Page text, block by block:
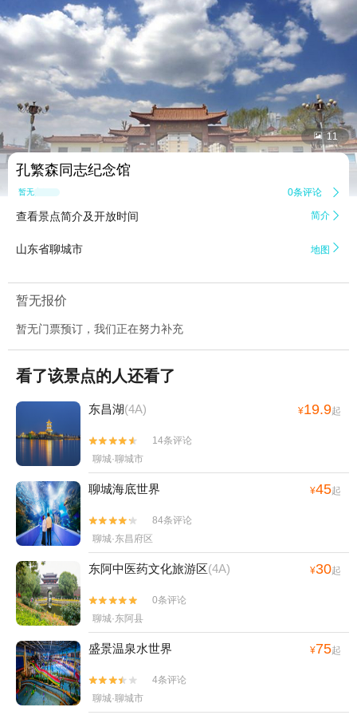
 11
孔繁森同志纪念馆
暂无点评 0条评论 
查看景点简介及开放时间 简介 
山东省聊城市 地图 
暂无报价
暂无门票预订，我们正在努力补充
看了该景点的人还看了
东昌湖(4A) ¥19.9起


14条评论
聊城·聊城市
聊城海底世界 ¥45起


84条评论
聊城·东昌府区
东阿中医药文化旅游区(4A) ¥30起


0条评论
聊城·东阿县
盛景温泉水世界 ¥75起


4条评论
聊城·聊城市
